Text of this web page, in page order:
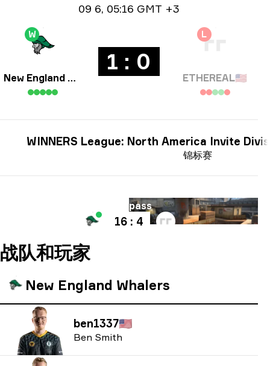
09 6, 05:16 GMT +3
W
New England Whalers
1 : 0
L
ETHEREAL🇺🇸
锦标赛
WINNERS League: North America Invite
Overpass
16 : 4
战队和玩家
New England Whalers
ben1337🇺🇸
Ben Smith